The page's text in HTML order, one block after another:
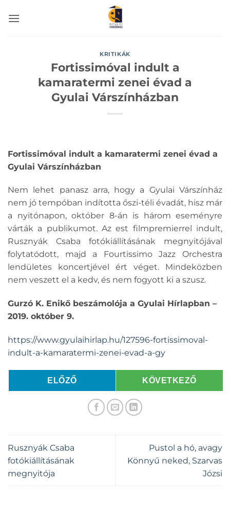
KRITIKÁK
Fortissimóval indult a
kamaratermi zenei évad a
Gyulai Várszínházban
Fortissimóval indult a kamaratermi zenei évad a
Gyulai Várszínházban
Nem lehet panasz arra, hogy a Gyulai Várszínház
nem jó tempóban indította őszi-téli évadát, hisz már
a nyitónapon, október 8-án is három eseményre
várták a publikumot. Az est filmpremierrel indult,
Rusznyák Csaba fotókiállításának megnyitójával
folytatódott, majd a Fourtissimo Jazz Orchestra
lendületes koncertjével ért véget. Mindeközben
nem veszett el a kedv, és nem fogyott ki a szusz.
Gurzó K. Enikő beszámolója a Gyulai Hírlapban –
2019. október 9.
https://www.gyulaihirlap.hu/127596-fortissimoval-
indult-a-kamaratermi-zenei-evad-a-gy
ELŐZŐ KÖVETKEZŐ
Rusznyák Csaba
fotókiállításának
megnyitója
Pustol a hó, avagy
Könnyű neked, Szarvas
Józsi